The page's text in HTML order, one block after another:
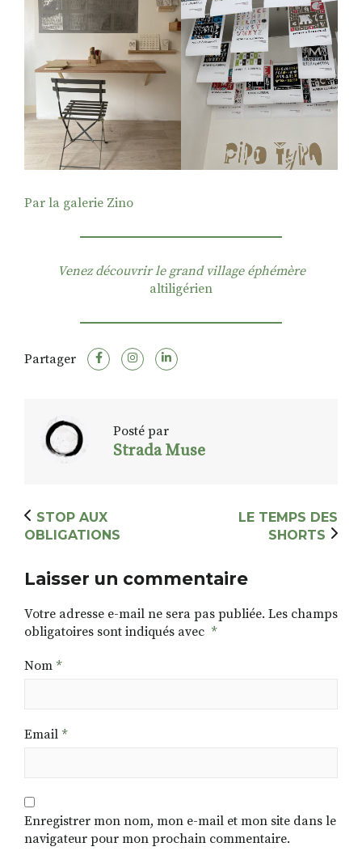
Par la galerie Zino
Venez découvrir le grand village éphémère
altiligérien
Partager
Posté par
Strada Muse
STOP AUX
OBLIGATIONS
LE TEMPS DES
SHORTS
Laisser un commentaire
Votre adresse e-mail ne sera pas publiée. Les champs
obligatoires sont indiqués avec *
Nom *
Email *
Enregistrer mon nom, mon e-mail et mon site dans le
navigateur pour mon prochain commentaire.